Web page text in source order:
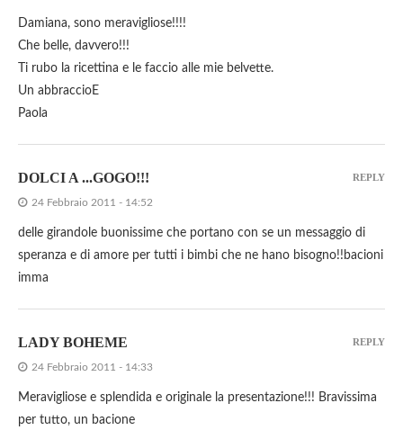
Damiana, sono meravigliose!!!!
Che belle, davvero!!!
Ti rubo la ricettina e le faccio alle mie belvette.
Un abbraccioE
Paola
DOLCI A ...GOGO!!!
24 Febbraio 2011 - 14:52
delle girandole buonissime che portano con se un messaggio di
speranza e di amore per tutti i bimbi che ne hano bisogno!!bacioni
imma
REPLY
LADY BOHEME
24 Febbraio 2011 - 14:33
Meravigliose e splendida e originale la presentazione!!! Bravissima
per tutto, un bacione
REPLY